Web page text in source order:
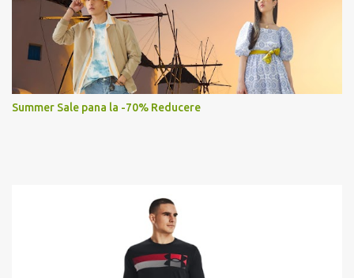
Summer Sale pana la -70% Reducere